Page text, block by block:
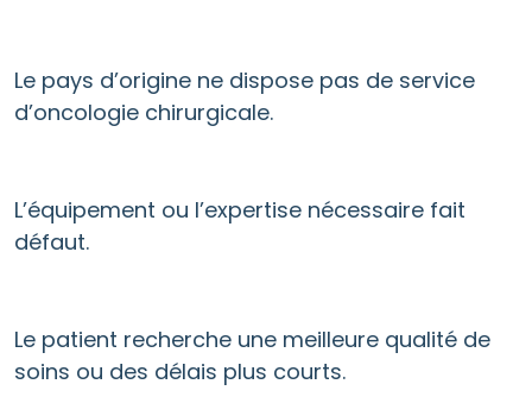
Le pays d’origine ne dispose pas de service
d’oncologie chirurgicale.
L’équipement ou l’expertise nécessaire fait
défaut.
Le patient recherche une meilleure qualité de
soins ou des délais plus courts.